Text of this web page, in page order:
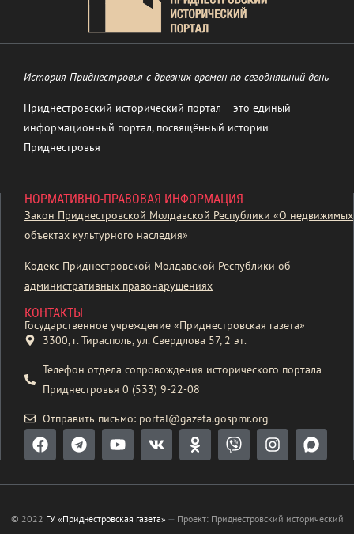
История Приднестровья с древних времен по сегодняшний день
Приднестровский исторический портал – это единый
информационный портал, посвящённый истории
Приднестровья
НОРМАТИВНО-ПРАВОВАЯ ИНФОРМАЦИЯ
Закон Приднестровской Молдавской Республики «О недвижимых
объектах культурного наследия»
Кодекс Приднестровской Молдавской Республики об
административных правонарушениях
КОНТАКТЫ
Государственное учреждение «Приднестровская газета»
3300, г. Тирасполь, ул. Свердлова 57, 2 эт.
Телефон отдела сопровождения исторического портала
Приднестровья 0 (533) 9-22-08
Отправить письмо: portal@gazeta.gospmr.org
© 2022 ГУ «Приднестровская газета» — Проект: Приднестровский исторический